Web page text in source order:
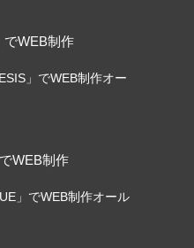
でWEB制作
」でWEB制作オー
WEB制作
」でWEB制作オール